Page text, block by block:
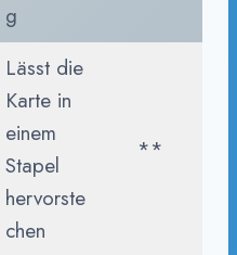
g
Lässt die
Karte in
einem
Stapel
hervorste
chen
**